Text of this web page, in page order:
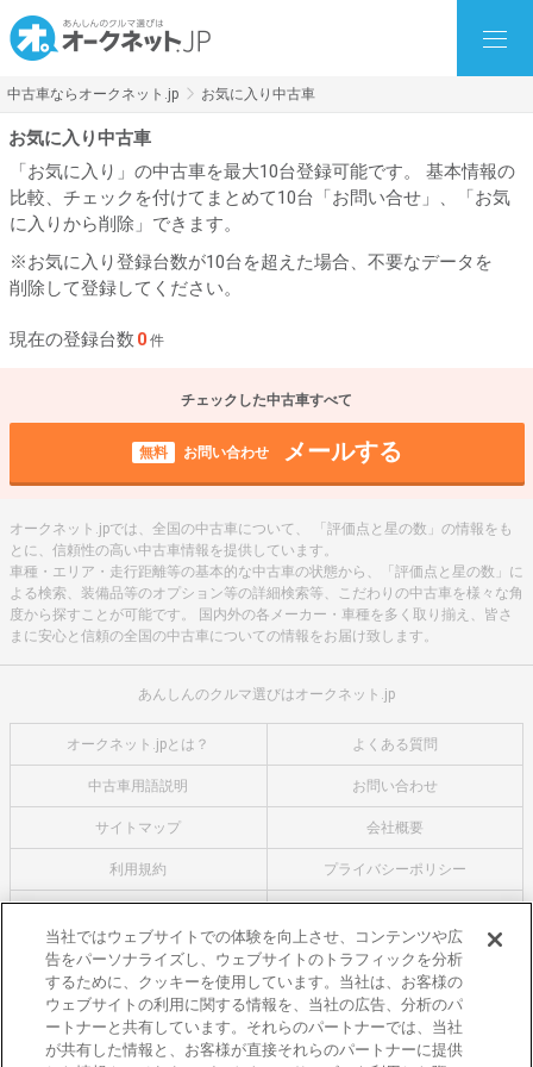
中古車ならオークネット.jp お気に入り中古車
お気に入り中古車
「お気に入り」の中古車を最大10台登録可能です。 基本情報の
比較、チェックを付けてまとめて10台「お問い合せ」、「お気
に入りから削除」できます。
※お気に入り登録台数が10台を超えた場合、不要なデータを
削除して登録してください。
現在の登録台数 0 件
チェックした中古車すべて
無料 お問い合わせ メールする
オークネット.jpでは、全国の中古車について、 「評価点と星の数」の情報をも
とに、信頼性の高い中古車情報を提供しています。
車種・エリア・走行距離等の基本的な中古車の状態から、「評価点と星の数」に
よる検索、装備品等のオプション等の詳細検索等、こだわりの中古車を様々な角
度から探すことが可能です。 国内外の各メーカー・車種を多く取り揃え、皆さ
まに安心と信頼の全国の中古車についての情報をお届け致します。
あんしんのクルマ選びはオークネット.jp
オークネット.jpとは？ よくある質問
中古車用語説明 お問い合わせ
サイトマップ 会社概要
利用規約 プライバシーポリシー
オークネットのその他のサービス
バイク関連サービス
中古バイクを探すならバイクの窓口
レンタルバイクに乗るならモトオークレンタルバイク
当社ではウェブサイトでの体験を向上させ、コンテンツや広
告をパーソナライズし、ウェブサイトのトラフィックを分析
するために、クッキーを使用しています。当社は、お客様の
ウェブサイトの利用に関する情報を、当社の広告、分析のパ
ートナーと共有しています。それらのパートナーでは、当社
が共有した情報と、お客様が直接それらのパートナーに提供